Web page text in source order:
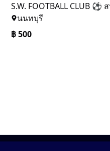
นนทบุรี
฿500